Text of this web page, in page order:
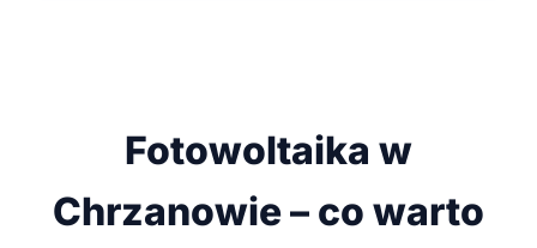
Fotowoltaika w
Chrzanowie – co warto